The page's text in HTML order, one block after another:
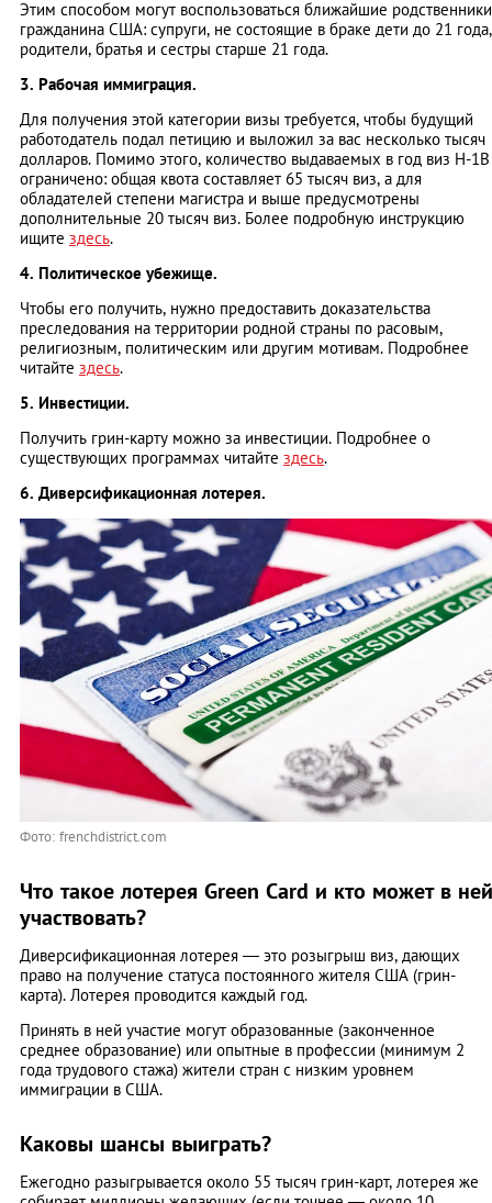
Этим способом могут воспользоваться ближайшие родственники
гражданина США: супруги, не состоящие в браке дети до 21 года,
родители, братья и сестры старше 21 года.
3. Рабочая иммиграция.
Для получения этой категории визы требуется, чтобы будущий
работодатель подал петицию и выложил за вас несколько тысяч
долларов. Помимо этого, количество выдаваемых в год виз H-1B
ограничено: общая квота составляет 65 тысяч виз, а для
обладателей степени магистра и выше предусмотрены
дополнительные 20 тысяч виз. Более подробную инструкцию
ищите здесь.
4. Политическое убежище.
Чтобы его получить, нужно предоставить доказательства
преследования на территории родной страны по расовым,
религиозным, политическим или другим мотивам. Подробнее
читайте здесь.
5. Инвестиции.
Получить грин-карту можно за инвестиции. Подробнее о
существующих программах читайте здесь.
6. Диверсификационная лотерея.
Фото: frenchdistrict.com
Что такое лотерея Green Card и кто может в ней
участвовать?
Диверсификационная лотерея — это розыгрыш виз, дающих
право на получение статуса постоянного жителя США (грин-
карта). Лотерея проводится каждый год.
Принять в ней участие могут образованные (законченное
среднее образование) или опытные в профессии (минимум 2
года трудового стажа) жители стран с низким уровнем
иммиграции в США.
Каковы шансы выиграть?
Ежегодно разыгрывается около 55 тысяч грин-карт, лотерея же